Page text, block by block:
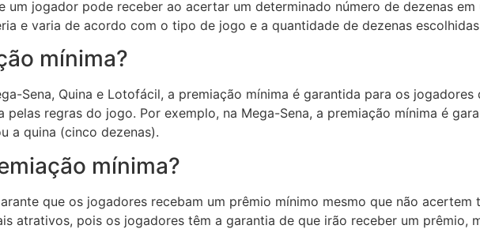
um jogador pode receber ao acertar um determinado número de dezenas
e varia de acordo com o tipo de jogo e a quantidade de dezenas
mínima?
Sena, Quina e Lotofácil, a premiação mínima é garantida para os jogadores
regras do jogo. Por exemplo, na Mega-Sena, a premiação mínima é
a quina (cinco dezenas).
mínima?
que os jogadores recebam um prêmio mínimo mesmo que não acertem
atrativos, pois os jogadores têm a garantia de que irão receber um prêmio,